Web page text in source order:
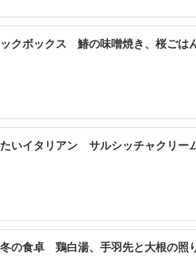
クレジット決済
たは事前のお振込をお願いしています
より発生します
、前日〜当日：お支払い金額の100%
理のディプロム取得
de Mirepoix（ミルポア料理教室）
クボックス 鰆の味噌焼き、桜ごは
いイタリアン サルシッチャクリー
の食卓 鶏白湯、手羽先と大根の照